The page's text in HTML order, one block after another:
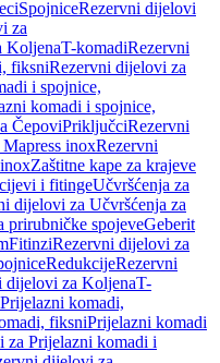
SpojniceRezervni dijelovi
za
KoljenaT-komadiRezervni
fiksniRezervni dijelovi za
i spojnice,
komadi i spojnice,
ČepoviPriključciRezervni
inoxRezervni
Zaštitne kape za krajeve
i fitingeUčvršćenja za
dijelovi za Učvršćenja za
prirubničke spojeveGeberit
FitinziRezervni dijelovi za
RedukcijeRezervni
dijelovi za KoljenaT-
Prijelazni komadi,
fiksniPrijelazni komadi
za Prijelazni komadi i